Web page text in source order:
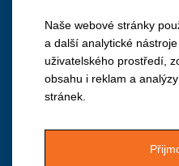
Naše webové stránky
a další analytické
uživatelského prostředí,
obsahu i reklam a
stránek.
T/F: +420 381